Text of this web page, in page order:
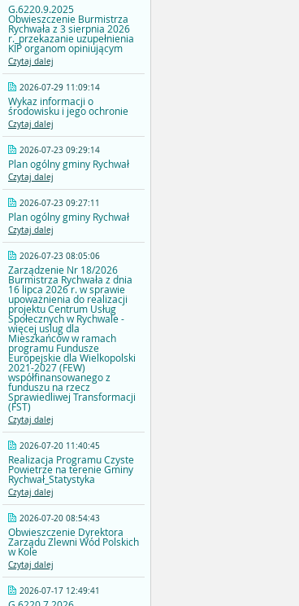
G.6220.9.2025
Obwieszczenie Burmistrza
Rychwała z 3 sierpnia 2026
r._przekazanie uzupełnienia
KIP organom opiniującym
Czytaj dalej
2026-07-29 11:09:14
Wykaz informacji o
środowisku i jego ochronie
Czytaj dalej
2026-07-23 09:29:14
Plan ogólny gminy Rychwał
Czytaj dalej
2026-07-23 09:27:11
Plan ogólny gminy Rychwał
Czytaj dalej
2026-07-23 08:05:06
Zarządzenie Nr 18/2026
Burmistrza Rychwała z dnia
16 lipca 2026 r. w sprawie
upoważnienia do realizacji
projektu Centrum Usług
Społecznych w Rychwale -
więcej uslug dla
Mieszkańców w ramach
programu Fundusze
Europejskie dla Wielkopolski
2021-2027 (FEW)
współfinansowanego z
funduszu na rzecz
Sprawiedliwej Transformacji
(FST)
Czytaj dalej
2026-07-20 11:40:45
Realizacja Programu Czyste
Powietrze na terenie Gminy
Rychwał_Statystyka
Czytaj dalej
2026-07-20 08:54:43
Obwieszczenie Dyrektora
Zarządu Zlewni Wód Polskich
w Kole
Czytaj dalej
2026-07-17 12:49:41